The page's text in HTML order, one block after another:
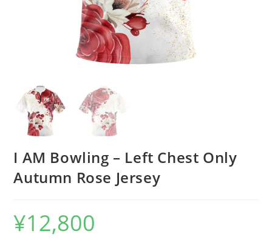
I AM Bowling – Left Chest Only
Autumn Rose Jersey
¥12,800